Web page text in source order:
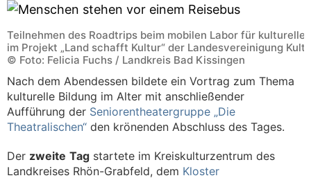
Teilnehmen des Roadtrips beim mobilen Labor für
im Projekt „Land schafft Kultur“ der Landesvereinigung
© Foto: Felicia Fuchs / Landkreis Bad Kissingen
Nach dem Abendessen bildete ein Vortrag zum Thema
kulturelle Bildung im Alter mit anschließender
Aufführung der Seniorentheatergruppe „Die
Theatralischen“ den krönenden Abschluss des Tages.
Der zweite Tag startete im Kreiskulturzentrum des
Landkreises Rhön-Grabfeld, dem Kloster